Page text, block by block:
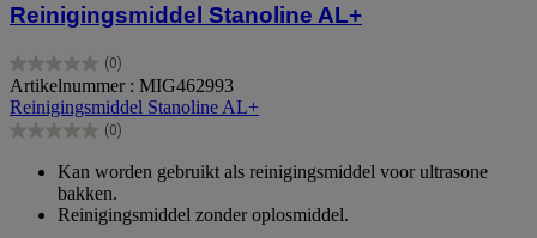
Reinigingsmiddel Stanoline AL+
(0)
0.0
van
de
5
Artikelnummer : MIG462993
Reinigingsmiddel Stanoline AL+
(0)
0.0
sterren.
Kan worden gebruikt als reinigingsmiddel voor ultrasone
bakken.
Reinigingsmiddel zonder oplosmiddel.